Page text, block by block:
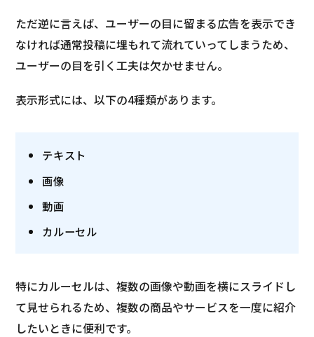
ただ逆に言えば、ユーザーの目に留まる広告を表示でき
なければ通常投稿に埋もれて流れていってしまうため、
ユーザーの目を引く工夫は欠かせません。
表示形式には、以下の4種類があります。
テキスト
画像
動画
カルーセル
特にカルーセルは、複数の画像や動画を横にスライドし
て見せられるため、複数の商品やサービスを一度に紹介
したいときに便利です。